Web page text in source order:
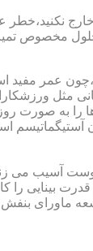
نکنید،خطر
مخصوص
عمر مفید
مثل
به صورت
بینایی
ماورای